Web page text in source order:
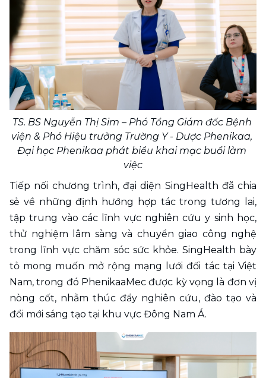
TS. BS Nguyễn Thị Sim – Phó Tổng Giám đốc Bệnh
viện & Phó Hiệu trưởng Trường Y - Dược Phenikaa,
Đại học Phenikaa phát biểu khai mạc buổi làm
việc
Tiếp nối chương trình, đại diện SingHealth đã chia
sẻ về những định hướng hợp tác trong tương lai,
tập trung vào các lĩnh vực nghiên cứu y sinh học,
thử nghiệm lâm sàng và chuyển giao công nghệ
trong lĩnh vực chăm sóc sức khỏe. SingHealth bày
tỏ mong muốn mở rộng mạng lưới đối tác tại Việt
Nam, trong đó PhenikaaMec được kỳ vọng là đơn vị
nòng cốt, nhằm thúc đẩy nghiên cứu, đào tạo và
đổi mới sáng tạo tại khu vực Đông Nam Á.